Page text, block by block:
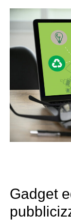
Gadget